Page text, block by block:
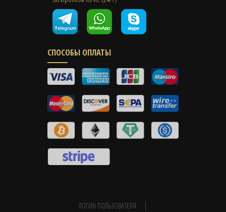
СПОСОБЫ ОПЛАТЫ
ЛОГИН ПОЛЬЗОВАТЕЛЯ